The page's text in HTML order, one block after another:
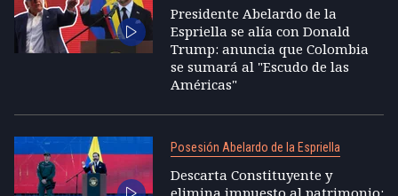
Presidente Abelardo de la
Espriella se alía con Donald
Trump: anuncia que Colombia
se sumará al "Escudo de las
Américas"
Posesión Abelardo de la Espriella
Descarta Constituyente y
elimina impuesto al patrimonio: